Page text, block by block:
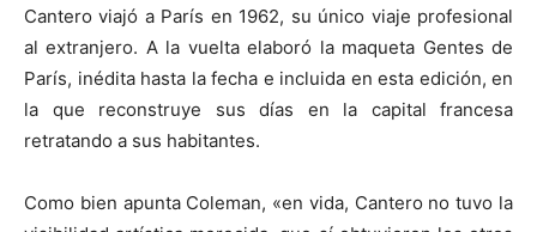
Cantero viajó a París en 1962, su único viaje profesional
al extranjero. A la vuelta elaboró la maqueta Gentes de
París, inédita hasta la fecha e incluida en esta edición, en
la que reconstruye sus días en la capital francesa
retratando a sus habitantes.
Como bien apunta Coleman, «en vida, Cantero no tuvo la